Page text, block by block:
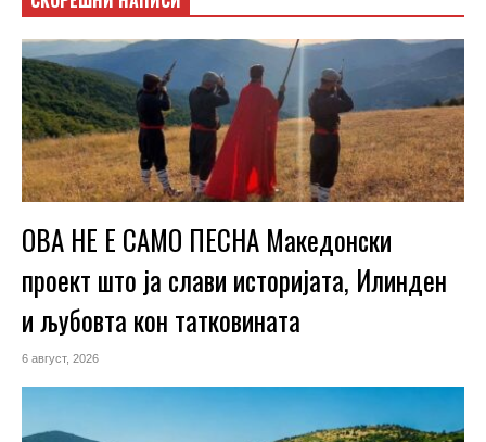
ОВА НЕ Е САМО ПЕСНА Македонски
проект што ја слави историјата, Илинден
и љубовта кон татковината
6 август, 2026